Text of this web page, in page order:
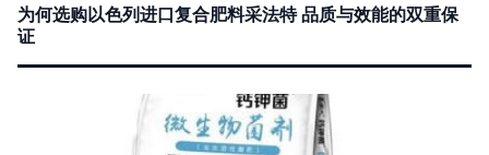
为何选购以色列进口复合肥料采法特 品质与效能的双重保
证